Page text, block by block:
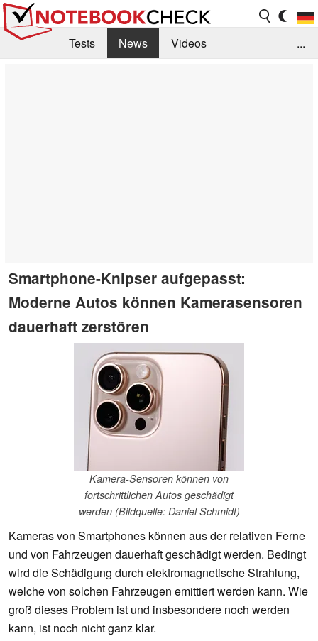
Tests News
Videos
...
Smartphone-Knipser aufgepasst:
Moderne Autos können Kamerasensoren
dauerhaft zerstören
Kamera-Sensoren können von
fortschrittlichen Autos geschädigt
werden (Bildquelle: Daniel Schmidt)
Kameras von Smartphones können aus der relativen Ferne
und von Fahrzeugen dauerhaft geschädigt werden. Bedingt
wird die Schädigung durch elektromagnetische Strahlung,
welche von solchen Fahrzeugen emittiert werden kann. Wie
groß dieses Problem ist und insbesondere noch werden
kann, ist noch nicht ganz klar.